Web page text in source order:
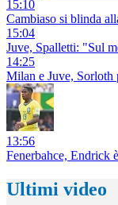
15:10
Cambiaso si blinda
15:04
Juve, Spalletti: "Sul
14:25
Milan e Juve, Sorloth
13:56
Fenerbahce, Endrick
Ultimi video